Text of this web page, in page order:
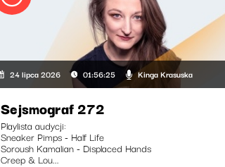
24 lipca 2026 01:56:25 Kinga Krasuska
Sejsmograf 272
Playlista audycji:
Sneaker Pimps - Half Life
Soroush Kamalian - Displaced Hands
Creep & Lou...